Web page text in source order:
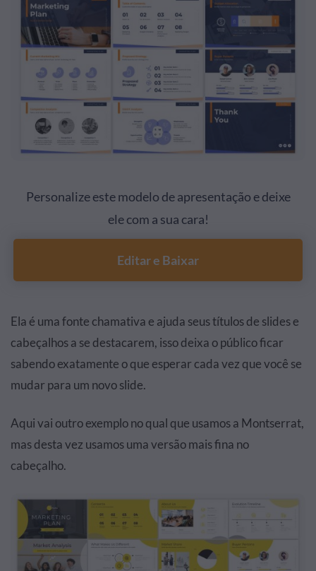
Personalize este modelo de apresentação e deixe
ele com a sua cara!
Editar e Baixar
Ela é uma fonte chamativa e ajuda seus títulos de slides e
cabeçalhos a se destacarem, isso deixa o público ficar
sabendo exatamente o que esperar cada vez que você se
mudar para um novo slide.
Aqui vai outro exemplo no qual que usamos a Montserrat,
mas desta vez usamos uma versão mais fina no
cabeçalho.